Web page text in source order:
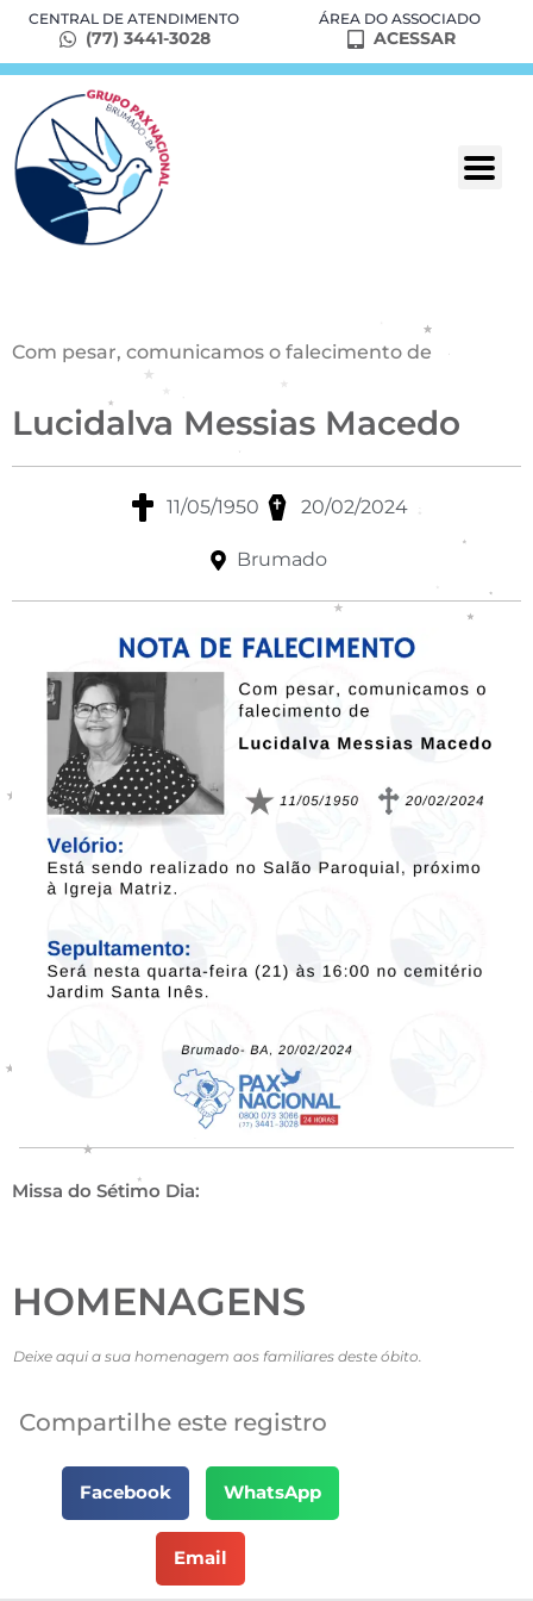
CENTRAL DE ATENDIMENTO
(77) 3441-3028
ÁREA DO ASSOCIADO
ACESSAR
Com pesar, comunicamos o falecimento de
Lucidalva Messias Macedo
11/05/1950 20/02/2024
Brumado
Missa do Sétimo Dia:
HOMENAGENS
Deixe aqui a sua homenagem aos familiares deste óbito.
Compartilhe este registro
Facebook WhatsApp
Email